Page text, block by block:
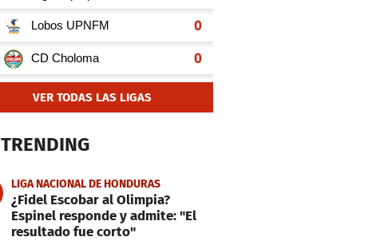
VER TODAS LAS LIGAS
TRENDING
LIGA NACIONAL DE HONDURAS
¿Fidel Escobar al Olimpia?
Espinel responde y admite: "El
resultado fue corto"